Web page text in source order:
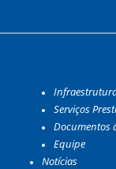
Serviços
Documentos
Equipe
Notícias